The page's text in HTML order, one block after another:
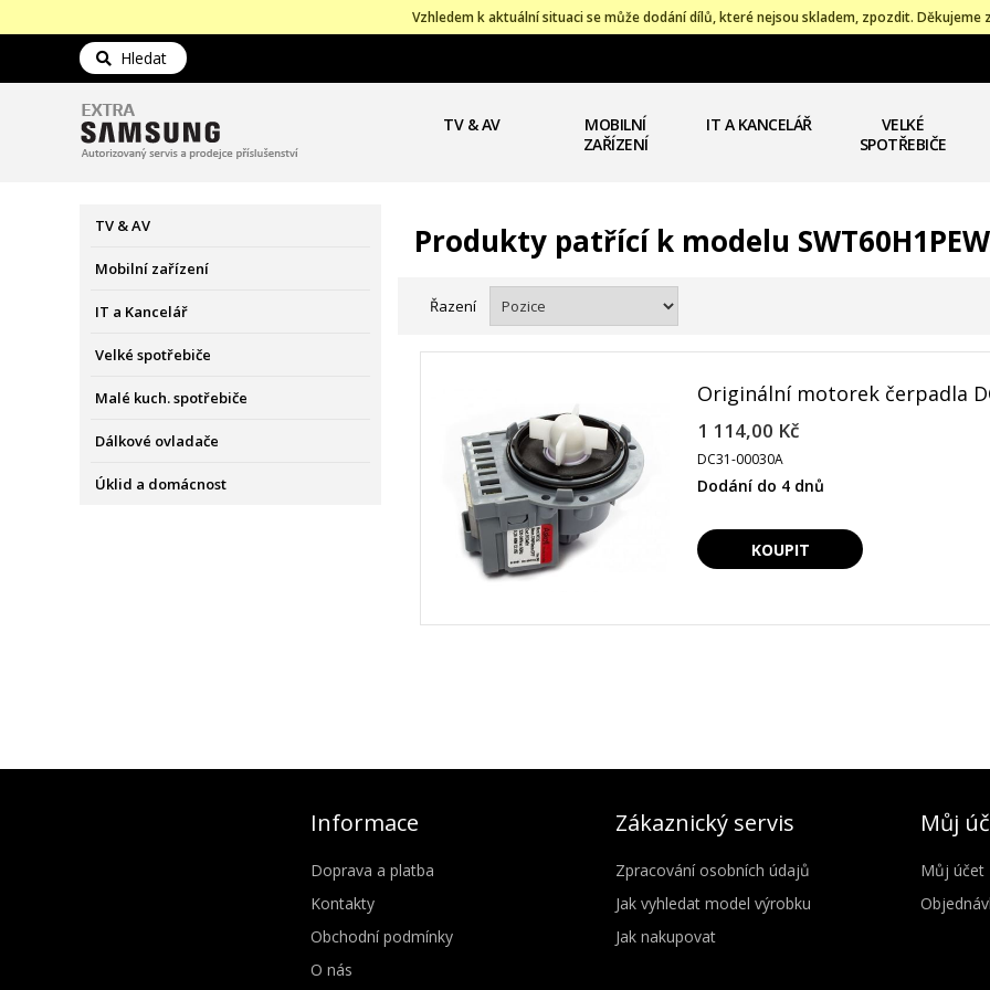
Vzhledem k aktuální situaci se může dodání dílů, které nejsou skladem, zpozdit. Děkujeme
Hledat
TV & AV
MOBILNÍ
ZAŘÍZENÍ
IT A KANCELÁŘ
VELKÉ
SPOTŘEBIČE
TV & AV
Mobilní zařízení
IT a Kancelář
Velké spotřebiče
Malé kuch. spotřebiče
Dálkové ovladače
Úklid a domácnost
Produkty patřící k modelu
Řazení
Originální motorek čerpadla
1 114,00 Kč
DC31-00030A
Dodání do 4 dnů
Informace
Doprava a platba
Kontakty
Obchodní podmínky
O nás
Zákaznický servis
Zpracování osobních údajů
Jak vyhledat model výrobku
Jak nakupovat
Můj
Můj účet